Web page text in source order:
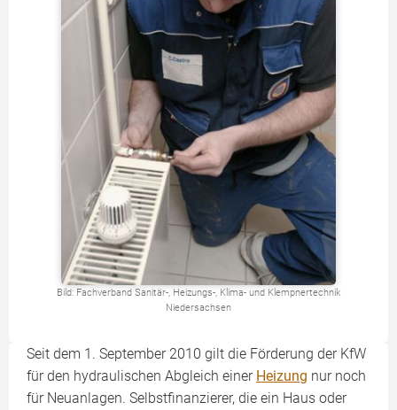
Bild: Fachverband Sanitär-, Heizungs-, Klima- und Klempnertechnik
Niedersachsen
Seit dem 1. September 2010 gilt die Förderung der KfW
für den hydraulischen Abgleich einer Heizung nur noch
für Neuanlagen. Selbstfinanzierer, die ein Haus oder